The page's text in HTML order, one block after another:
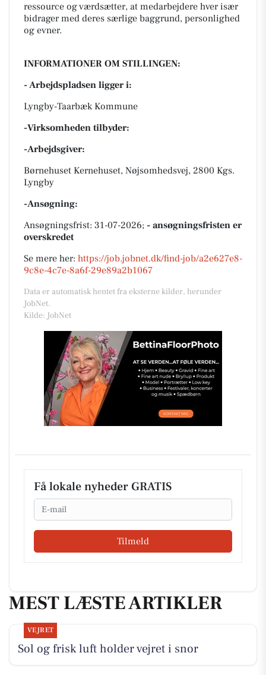
ressource og værdsætter, at medarbejdere hver især
bidrager med deres særlige baggrund, personlighed
og evner.
INFORMATIONER OM STILLINGEN:
- Arbejdspladsen ligger i:
Lyngby-Taarbæk Kommune
-Virksomheden tilbyder:
-Arbejdsgiver:
Børnehuset Kernehuset, Nøjsomhedsvej, 2800 Kgs.
Lyngby
-Ansøgning:
Ansøgningsfrist: 31-07-2026; - ansøgningsfristen er
overskredet
Se mere her: https://job.jobnet.dk/find-job/a2e627e8-
9c8e-4c7e-8a6f-29e89a2b1067
Data er automatisk hentet fra eksterne kilder, herunder
JobNet.
Kilde: JobNet
Få lokale nyheder GRATIS
Email
Tilmeld
MEST LÆSTE ARTIKLER
VEJRET
Sol og frisk luft holder vejret i snor